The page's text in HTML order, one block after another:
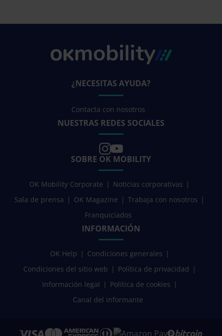
¿NECESITAS AYUDA?
Contacta con nosotros
NUESTRAS REDES SOCIALES
SOBRE OK MOBILITY
OK Mobility Corporate
Noticias corporativas
Sala de prensa
OK Magazine
Trabaja con nosotros
Franquiciados
INFORMACIÓN
OK Help
Condiciones generales
Condiciones del sitio web
Política de privacidad
Información legal
Política de cookies
Canal del informante